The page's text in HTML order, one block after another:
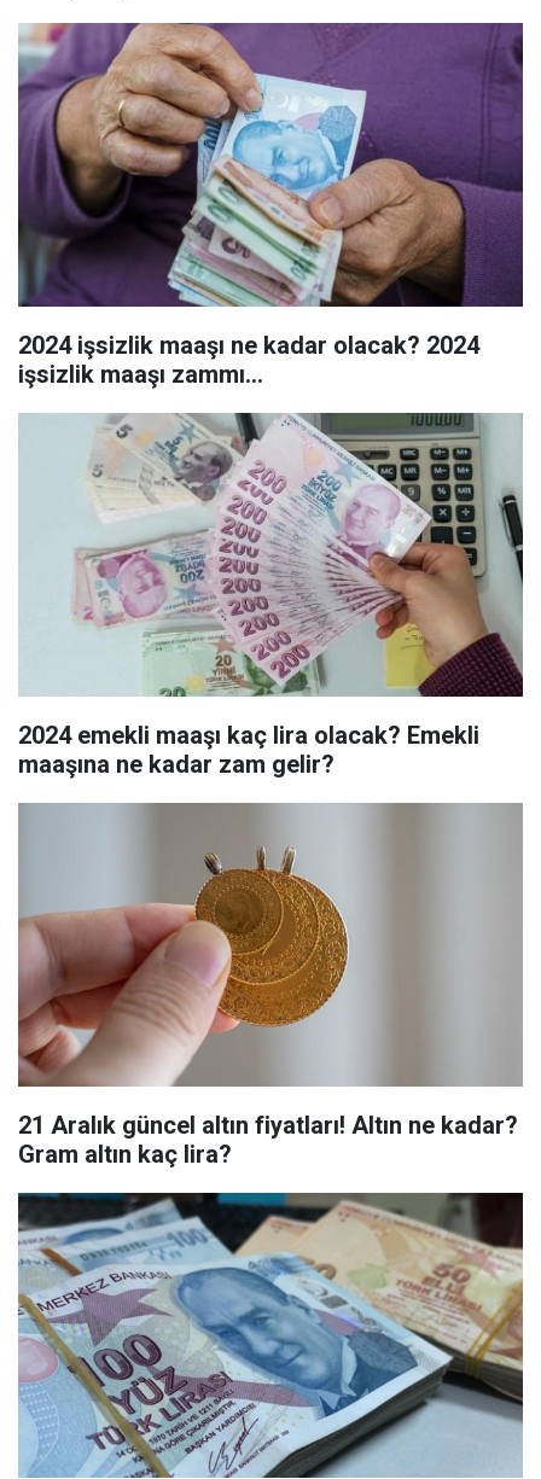
2024 işsizlik maaşı ne kadar olacak? 2024
işsizlik maaşı zammı...
2024 emekli maaşı kaç lira olacak? Emekli
maaşına ne kadar zam gelir?
21 Aralık güncel altın fiyatları! Altın ne kadar?
Gram altın kaç lira?